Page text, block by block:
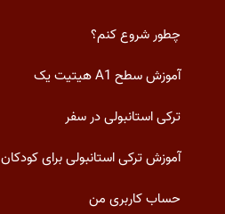
چطور شروع کنم؟
آموزش سطح A1 هیتیت یک
ترکی استانبولی در سفر
آموزش ترکی استانبولی برای کودکان
حساب کاربری من